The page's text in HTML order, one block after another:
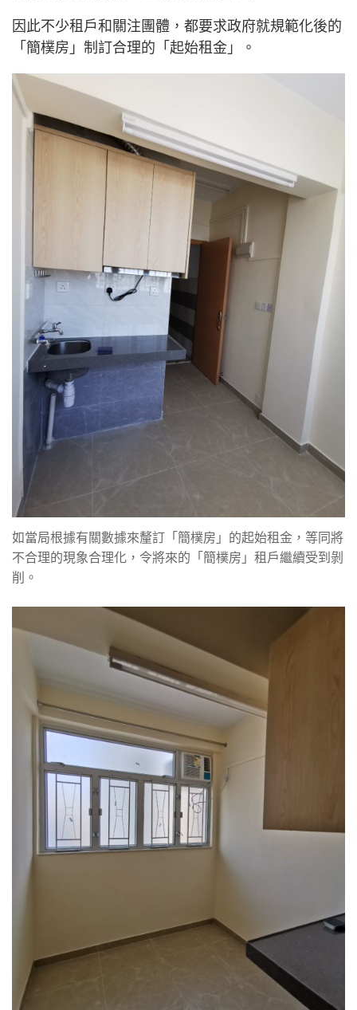
因此不少租戶和關注團體，都要求政府就規範化後的
「簡樸房」制訂合理的「起始租金」。
如當局根據有關數據來釐訂「簡樸房」的起始租金，等同將
不合理的現象合理化，令將來的「簡樸房」租戶繼續受到剝
削。